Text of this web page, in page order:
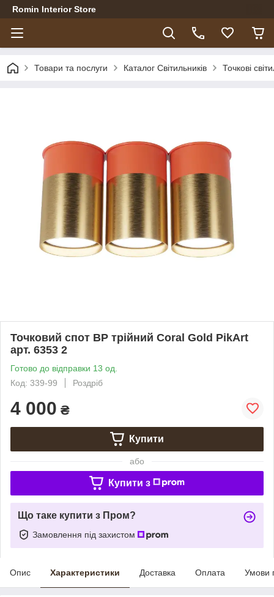
Romin Interior Store
Товари та послуги Каталог Світильників Точкові
Точковий спот BP трійний Coral Gold PikArt
арт. 6353 2
Готово до відправки 13 од.
Код: 339-99
Роздріб
4 000 ₴
Купити
або
Купити з
Що таке купити з Пром?
Замовлення під захистом
Опис Характеристики Доставка Оплата Умови